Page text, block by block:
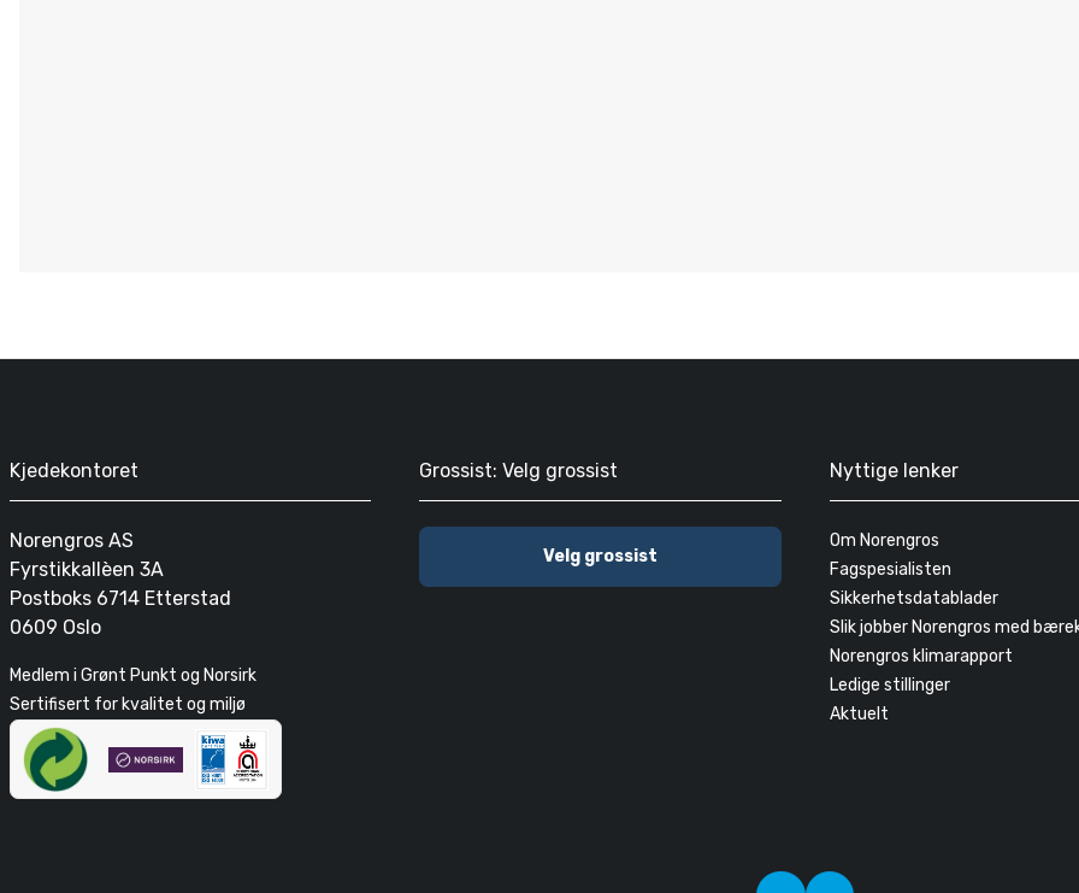
Kjedekontoret
Norengros AS
Fyrstikkallèen 3A
Postboks 6714 Etterstad
0609 Oslo
Medlem i Grønt Punkt og Norsirk
Sertifisert for kvalitet og miljø
Grossist: Velg grossist
Velg grossist
Nyttige lenker
Om Norengros
Fagspesialisten
Sikkerhetsdatablader
Slik jobber Norengros med
Norengros klimarapport
Ledige stillinger
Aktuelt